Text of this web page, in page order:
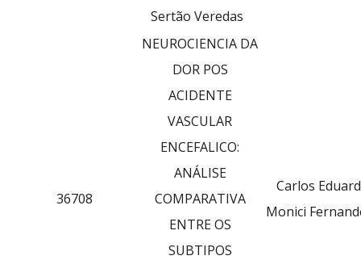
Sertão Veredas
36708
NEUROCIENCIA DA
DOR POS
ACIDENTE
VASCULAR
ENCEFALICO:
ANÁLISE
COMPARATIVA
ENTRE OS
SUBTIPOS
Carlos
Monici